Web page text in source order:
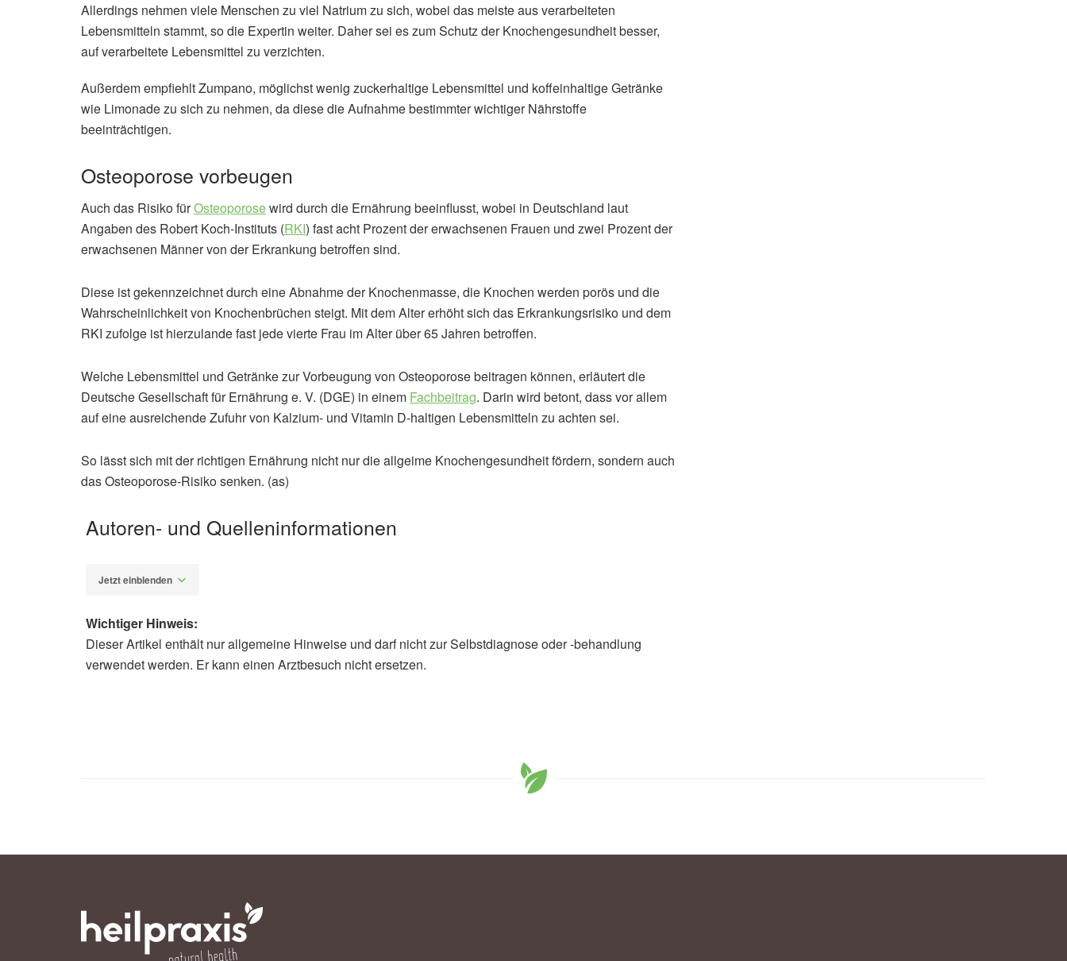
Allerdings nehmen viele Menschen zu viel Natrium zu sich, wobei das meiste aus verarbeiteten
Lebensmitteln stammt, so die Expertin weiter. Daher sei es zum Schutz der Knochengesundheit besser,
auf verarbeitete Lebensmittel zu verzichten.
Außerdem empfiehlt Zumpano, möglichst wenig zuckerhaltige Lebensmittel und koffeinhaltige Getränke
wie Limonade zu sich zu nehmen, da diese die Aufnahme bestimmter wichtiger Nährstoffe
beeinträchtigen.
Osteoporose vorbeugen
Auch das Risiko fürOsteoporosewird durch die Ernährung beeinflusst, wobei in Deutschland laut
Angaben des Robert Koch-Instituts (RKI) fast acht Prozent der erwachsenen Frauen und zwei Prozent der
erwachsenen Männer von der Erkrankung betroffen sind.
Diese ist gekennzeichnet durch eine Abnahme der Knochenmasse, die Knochen werden porös und die
Wahrscheinlichkeit von Knochenbrüchen steigt. Mit dem Alter erhöht sich das Erkrankungsrisiko und dem
RKI zufolge ist hierzulande fast jede vierte Frau im Alter über 65 Jahren betroffen.
Welche Lebensmittel und Getränke zur Vorbeugung von Osteoporose beitragen können, erläutert die
Deutsche Gesellschaft für Ernährung e. V. (DGE) in einem Fachbeitrag. Darin wird betont, dass vor allem
auf eine ausreichende Zufuhr von Kalzium- und Vitamin D-haltigen Lebensmitteln zu achten sei.
So lässt sich mit der richtigen Ernährung nicht nur die allgeime Knochengesundheit fördern, sondern auch
das Osteoporose-Risiko senken. (as)
Autoren- und Quelleninformationen
Jetzt einblenden
Alexander Stindt
Wichtiger Hinweis:
Dieser Artikel enthält nur allgemeine Hinweise und darf nicht zur Selbstdiagnose oder -behandlung
verwendet werden. Er kann einen Arztbesuch nicht ersetzen.